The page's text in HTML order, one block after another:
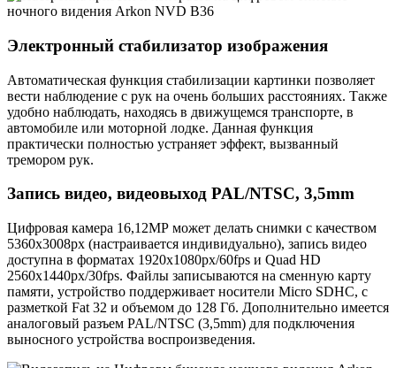
Электронный стабилизатор изображения
Автоматическая функция стабилизации картинки позволяет
вести наблюдение с рук на очень больших расстояниях. Также
удобно наблюдать, находясь в движущемся транспорте, в
автомобиле или моторной лодке. Данная функция
практически полностью устраняет эффект, вызванный
тремором рук.
Запись видео, видеовыход PAL/NTSC, 3,5mm
Цифровая камера 16,12МР может делать снимки с качеством
5360х3008рх (настраивается индивидуально), запись видео
доступна в форматах 1920х1080рх/60fps и Quad HD
2560x1440рх/30fps. Файлы записываются на сменную карту
памяти, устройство поддерживает носители Micro SDHC, с
разметкой Fat 32 и объемом до 128 Гб. Дополнительно имеется
аналоговый разъем PAL/NTSC (3,5mm) для подключения
выносного устройства воспроизведения.